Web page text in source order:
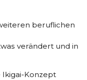
beruflichen
verändert und in
Ikigai-Konzept